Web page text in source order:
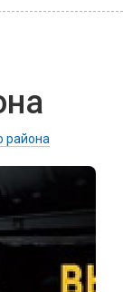
района